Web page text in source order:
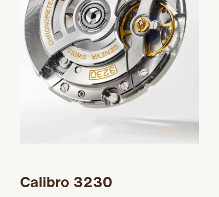
Calibro 3230